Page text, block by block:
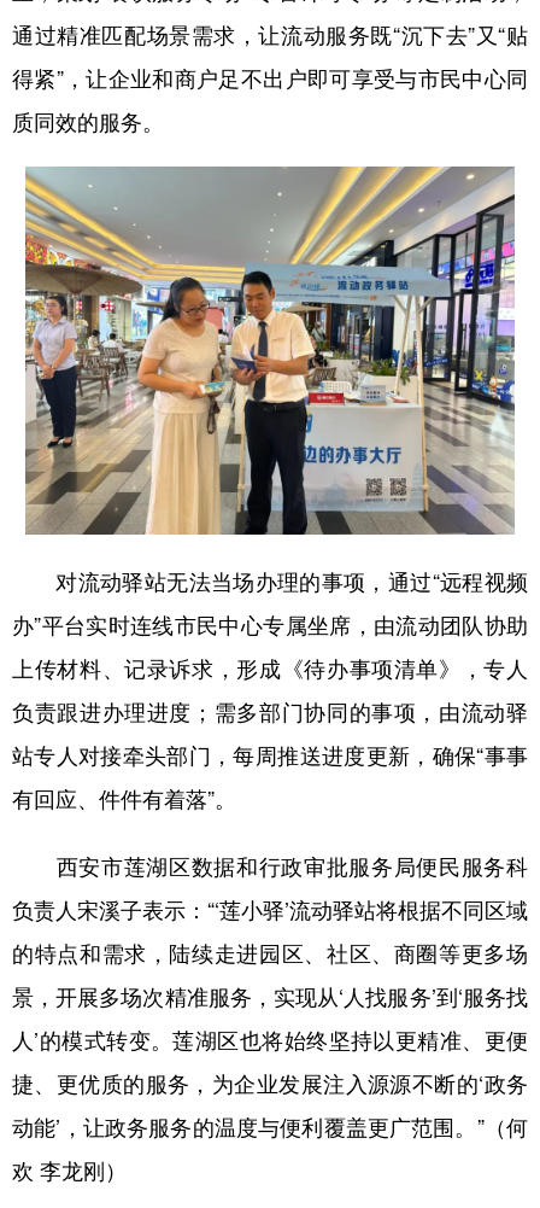
通过精准匹配场景需求，让流动服务既“沉下去”又“贴
得紧”，让企业和商户足不出户即可享受与市民中心同
质同效的服务。
对流动驿站无法当场办理的事项，通过“远程视频
办”平台实时连线市民中心专属坐席，由流动团队协助
上传材料、记录诉求，形成《待办事项清单》，专人
负责跟进办理进度；需多部门协同的事项，由流动驿
站专人对接牵头部门，每周推送进度更新，确保“事事
有回应、件件有着落”。
西安市莲湖区数据和行政审批服务局便民服务科
负责人宋溪子表示：“‘莲小驿’流动驿站将根据不同区域
的特点和需求，陆续走进园区、社区、商圈等更多场
景，开展多场次精准服务，实现从‘人找服务’到‘服务找
人’的模式转变。莲湖区也将始终坚持以更精准、更便
捷、更优质的服务，为企业发展注入源源不断的‘政务
动能’，让政务服务的温度与便利覆盖更广范围。”（何
欢 李龙刚）